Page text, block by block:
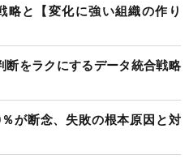
略と【変化に強い組織の作り
をラクにするデータ統合戦略
が断念、失敗の根本原因と対